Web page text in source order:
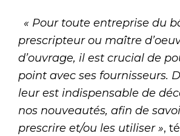
« Pour toute entreprise du
prescripteur ou maître
d’ouvrage, il est crucial de
point avec ses fournisseurs.
leur est indispensable de
nos nouveautés, afin de
prescrire et/ou les utiliser »,